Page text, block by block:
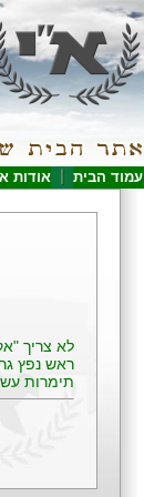
עמוד הבית אודות
לא צריך
ראש נפץ
תימרות